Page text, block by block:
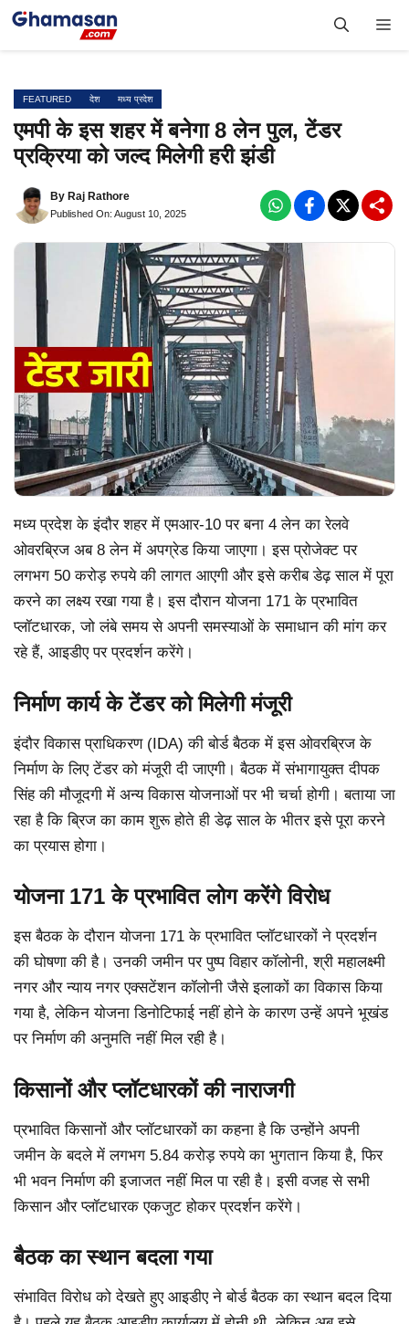
Skip
FEATURED देश मध्य प्रदेश
एमपी के इस शहर में बनेगा 8 लेन पुल, टेंडर
प्रक्रिया को जल्द मिलेगी हरी झंडी
By Raj Rathore
Published On: August 10, 2025
मध्य प्रदेश के इंदौर शहर में एमआर-10 पर बना 4 लेन का रेलवे
ओवरब्रिज अब 8 लेन में अपग्रेड किया जाएगा। इस प्रोजेक्ट पर
लगभग 50 करोड़ रुपये की लागत आएगी और इसे करीब डेढ़ साल में पूरा
करने का लक्ष्य रखा गया है। इस दौरान योजना 171 के प्रभावित
प्लॉटधारक, जो लंबे समय से अपनी समस्याओं के समाधान की मांग कर
रहे हैं, आइडीए पर प्रदर्शन करेंगे।
निर्माण कार्य के टेंडर को मिलेगी मंजूरी
इंदौर विकास प्राधिकरण (IDA) की बोर्ड बैठक में इस ओवरब्रिज के
निर्माण के लिए टेंडर को मंजूरी दी जाएगी। बैठक में संभागायुक्त दीपक
सिंह की मौजूदगी में अन्य विकास योजनाओं पर भी चर्चा होगी। बताया जा
रहा है कि ब्रिज का काम शुरू होते ही डेढ़ साल के भीतर इसे पूरा करने
का प्रयास होगा।
योजना 171 के प्रभावित लोग करेंगे विरोध
इस बैठक के दौरान योजना 171 के प्रभावित प्लॉटधारकों ने प्रदर्शन
की घोषणा की है। उनकी जमीन पर पुष्प विहार कॉलोनी, श्री महालक्ष्मी
नगर और न्याय नगर एक्सटेंशन कॉलोनी जैसे इलाकों का विकास किया
गया है, लेकिन योजना डिनोटिफाई नहीं होने के कारण उन्हें अपने भूखंड
पर निर्माण की अनुमति नहीं मिल रही है।
किसानों और प्लॉटधारकों की नाराजगी
प्रभावित किसानों और प्लॉटधारकों का कहना है कि उन्होंने अपनी
जमीन के बदले में लगभग 5.84 करोड़ रुपये का भुगतान किया है, फिर
भी भवन निर्माण की इजाजत नहीं मिल पा रही है। इसी वजह से सभी
किसान और प्लॉटधारक एकजुट होकर प्रदर्शन करेंगे।
बैठक का स्थान बदला गया
संभावित विरोध को देखते हुए आइडीए ने बोर्ड बैठक का स्थान बदल दिया